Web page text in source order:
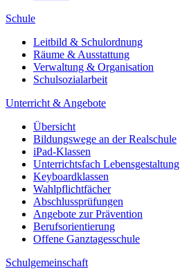
Schule
Leitbild & Schulordnung
Räume & Ausstattung
Verwaltung & Organisation
Schulsozialarbeit
Unterricht & Angebote
Übersicht
Bildungswege an der Realschule
iPad-Klassen
Unterrichtsfach Lebensgestaltung
Keyboardklassen
Wahlpflichtfächer
Abschlussprüfungen
Angebote zur Prävention
Berufsorientierung
Offene Ganztagesschule
Schulgemeinschaft